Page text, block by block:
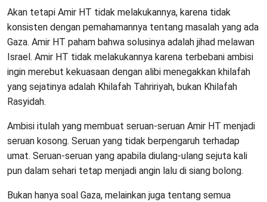
Akan tetapi Amir HT tidak melakukannya, karena tidak
konsisten dengan pemahamannya tentang masalah yang ada
Gaza. Amir HT paham bahwa solusinya adalah jihad melawan
Israel. Amir HT tidak melakukannya karena terbebani ambisi
ingin merebut kekuasaan dengan alibi menegakkan khilafah
yang sejatinya adalah Khilafah Tahririyah, bukan Khilafah
Rasyidah.
Ambisi itulah yang membuat seruan-seruan Amir HT menjadi
seruan kosong. Seruan yang tidak berpengaruh terhadap
umat. Seruan-seruan yang apabila diulang-ulang sejuta kali
pun dalam sehari tetap menjadi angin lalu di siang bolong.
Bukan hanya soal Gaza, melainkan juga tentang semua